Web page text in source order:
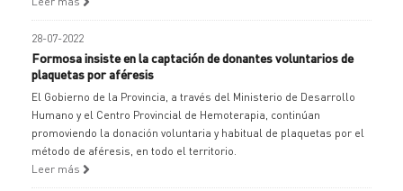
28-07-2022
Formosa insiste en la captación de donantes voluntarios de
plaquetas por aféresis
El Gobierno de la Provincia, a través del Ministerio de Desarrollo
Humano y el Centro Provincial de Hemoterapia, continúan
promoviendo la donación voluntaria y habitual de plaquetas por el
método de aféresis, en todo el territorio.
Leer más